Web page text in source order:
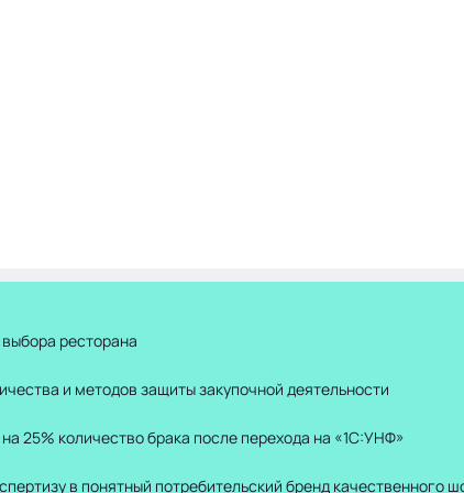
ресторана
и методов защиты закупочной деятельности
25% количество брака после перехода на «1С:УНФ»
в понятный потребительский бренд качественного